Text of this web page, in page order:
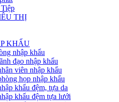
THỊ
KHẨU
nhập khẩu
đạo nhập khẩu
viên nhập khẩu
họp nhập khẩu
khẩu đệm, tựa da
khẩu đệm tựa lưới